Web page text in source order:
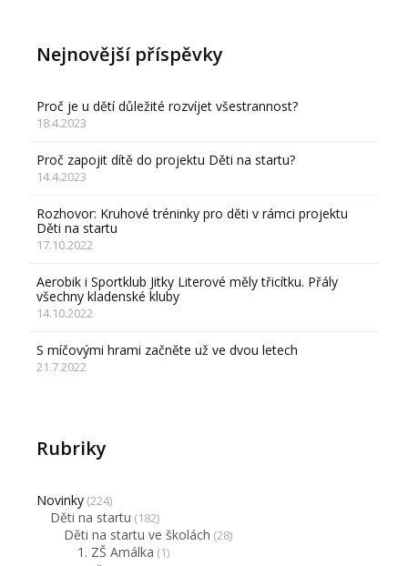
Nejnovější příspěvky
Proč je u dětí důležité rozvíjet všestrannost?
18.4.2023
Proč zapojit dítě do projektu Děti na startu?
14.4.2023
Rozhovor: Kruhové tréninky pro děti v rámci projektu
Děti na startu
17.10.2022
Aerobik i Sportklub Jitky Literové měly třicítku. Přály
všechny kladenské kluby
14.10.2022
S míčovými hrami začněte už ve dvou letech
21.7.2022
Rubriky
Novinky (224)
Děti na startu (182)
Děti na startu ve školách (28)
1. ZŠ Amálka (1)